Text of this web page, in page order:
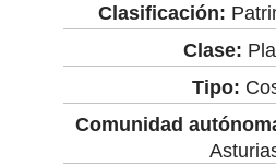
Clasificación:
Clase:
Tipo:
Comunidad